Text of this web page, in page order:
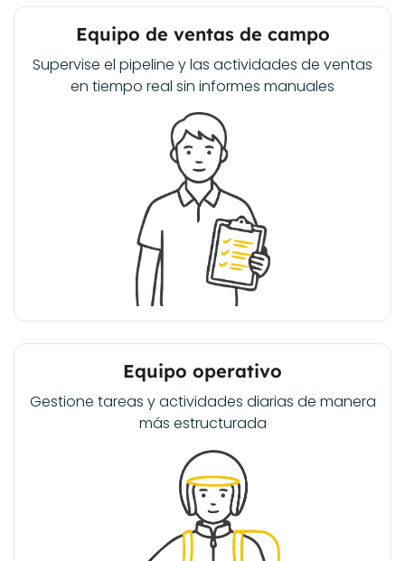
Equipo de ventas de campo
Supervise el pipeline y las actividades de ventas
en tiempo real sin informes manuales
Equipo operativo
Gestione tareas y actividades diarias de manera
más estructurada